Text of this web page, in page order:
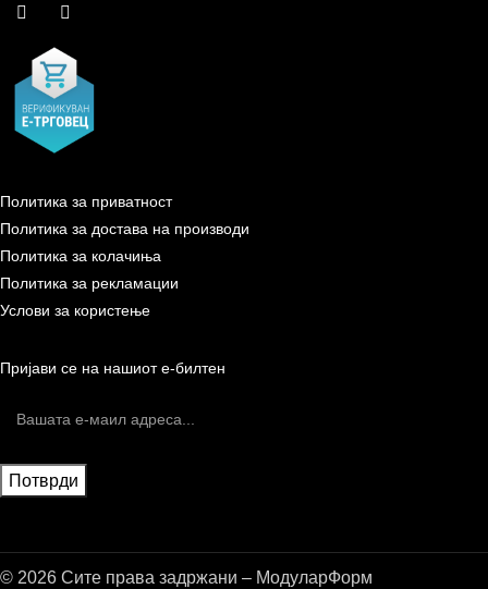
Политика за приватност
Политика за достава на производи
Политика за колачиња
Политика за рекламации
Услови за користење
Пријави се на нашиот е-билтен
© 2026 Сите права задржани – МодуларФорм